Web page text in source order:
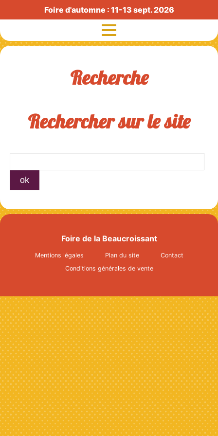
Foire d'automne : 11-13 sept. 2026
Histoire
Partenaires
Actualités
Contact
Recherche
Rechercher sur le site
Foire de la Beaucroissant
Mentions légales Plan du site
Contact
Conditions générales de vente